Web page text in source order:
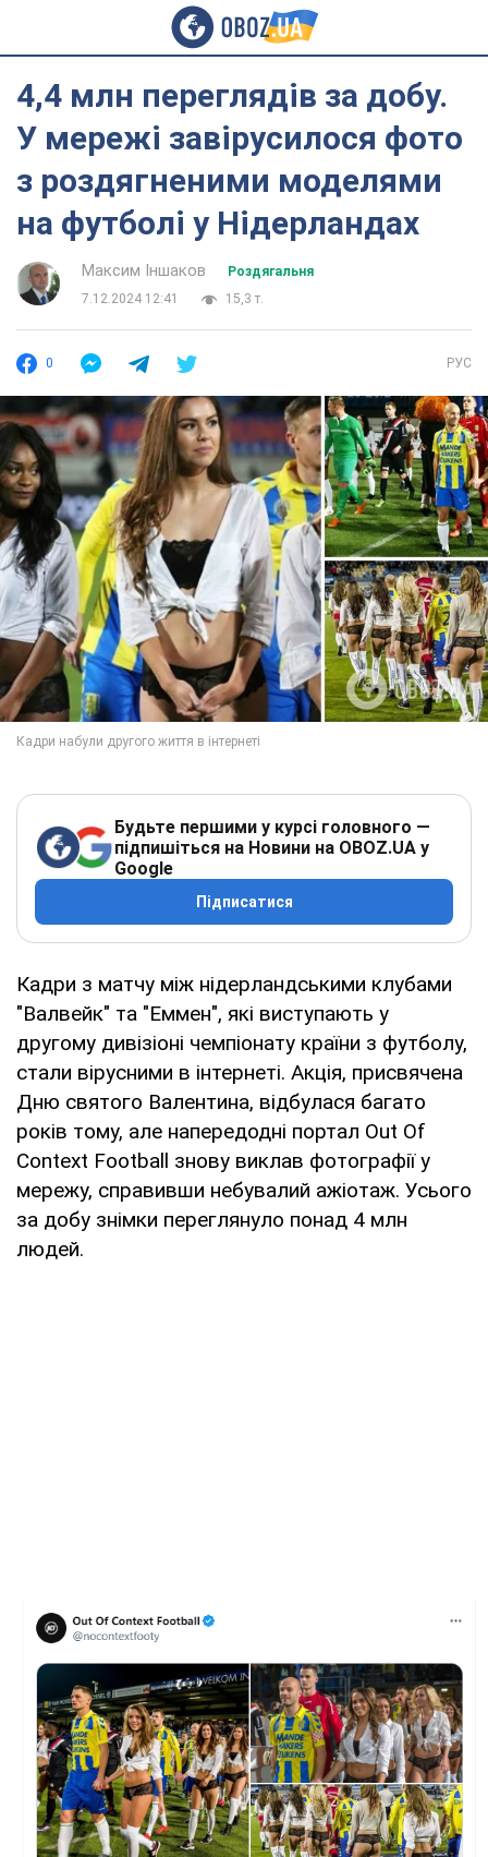
4,4 млн переглядів за добу.
У мережі завірусилося фото
з роздягненими моделями
на футболі у Нідерландах
Максим Іншаков
Роздягальня
7.12.2024 12:41
15,3 т.
0 РУС
Будьте першими у курсі головного —
підпишіться на Новини на OBOZ.UA у
Google
Підписатися
Кадри з матчу між нідерландськими клубами
"Валвейк" та "Еммен", які виступають у
другому дивізіоні чемпіонату країни з футболу,
стали вірусними в інтернеті. Акція, присвячена
Дню святого Валентина, відбулася багато
років тому, але напередодні портал Out Of
Context Football знову виклав фотографії у
мережу, справивши небувалий ажіотаж. Усього
за добу знімки переглянуло понад 4 млн
людей.